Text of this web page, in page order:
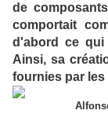
de
comportait
d'abord ce
Ainsi, sa
fournies par